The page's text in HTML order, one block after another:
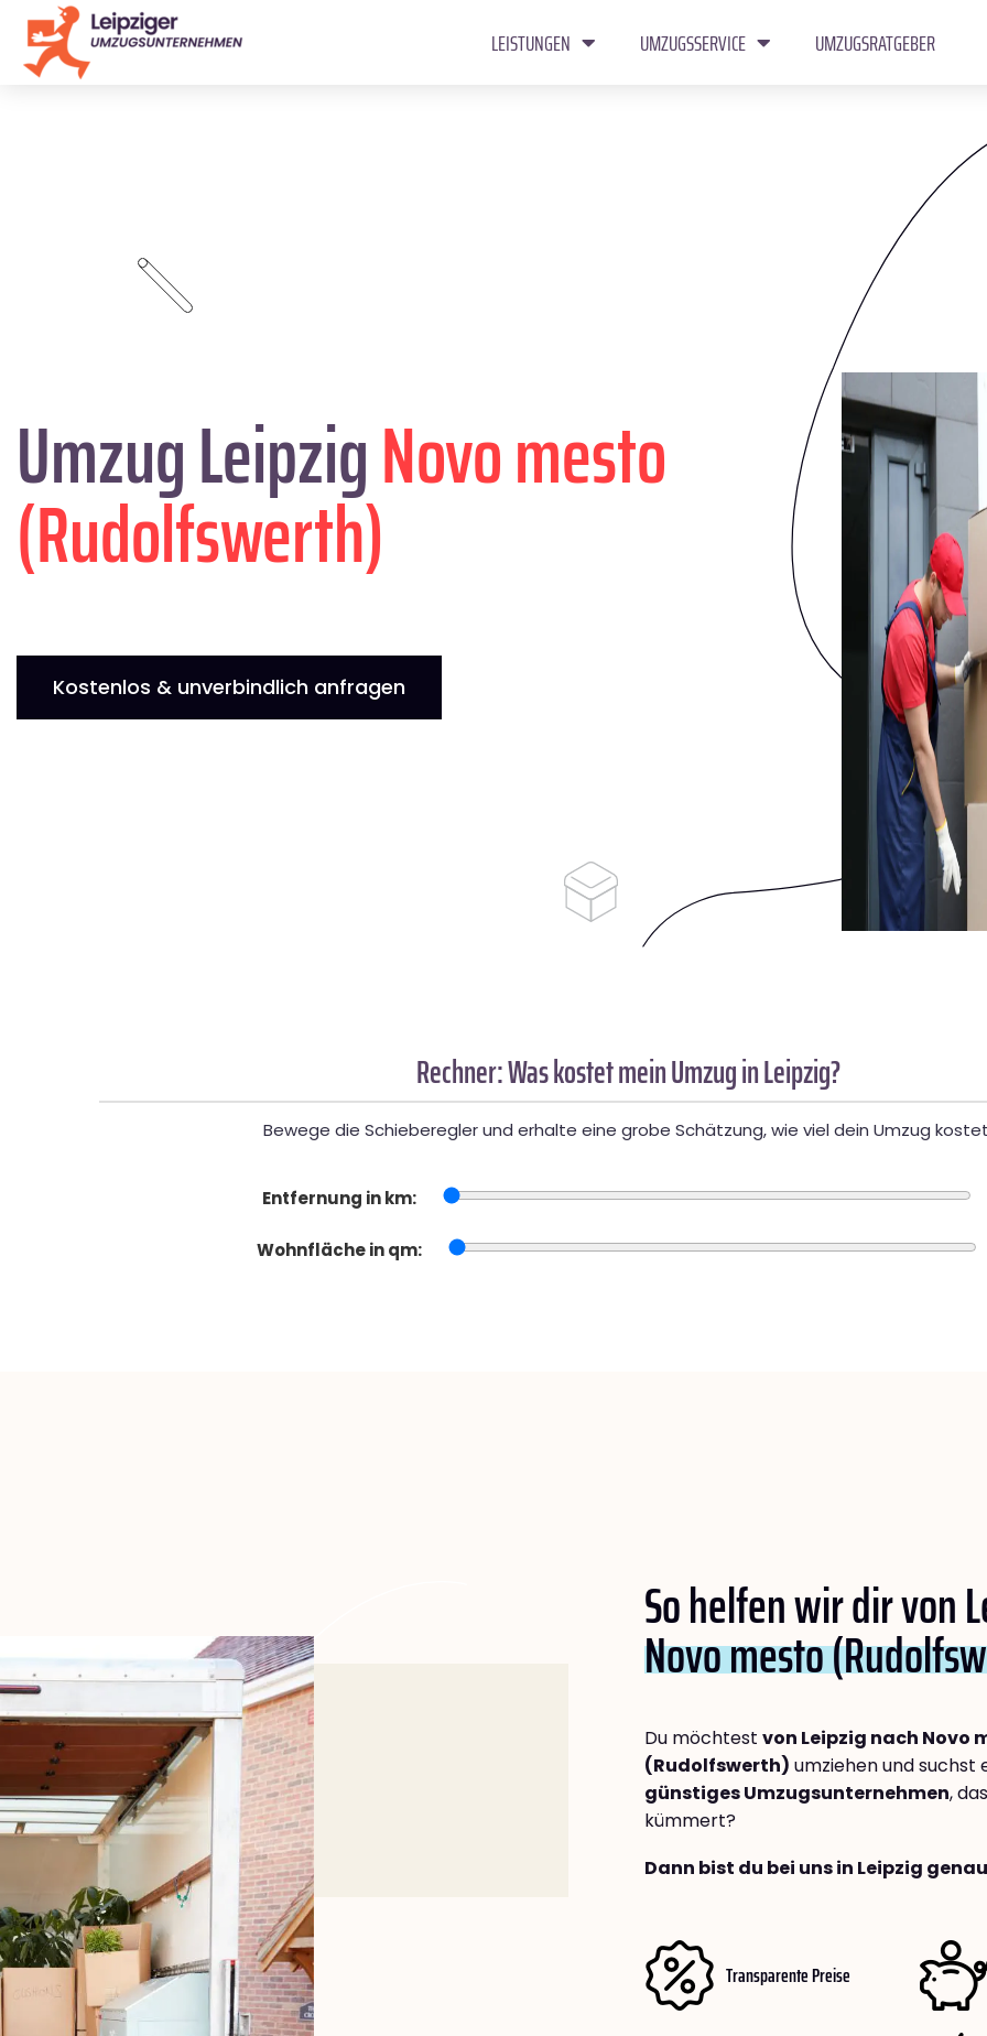
LEISTUNGEN UMZUGSSERVICE UMZUGSRATGEBER
Umzug LeipzigNovo mesto
(Rudolfswerth)
Kostenlos & unverbindlich anfragen
Rechner: Was kostet mein Umzug in Leipzig?
Bewege die Schieberegler und erhalte eine grobe Schätzung, wie viel dein Umzug
Entfernung in km:
Wohnfläche in qm:
So helfen wir dir von
Novo mesto
Du möchtest von Leipzig nach Novo
(Rudolfswerth) umziehen und suchst
günstiges Umzugsunternehmen,
kümmert?
Dann bist du bei uns in Leipzig
Transparente Preise